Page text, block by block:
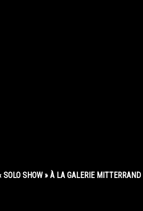
SHOW » À LA GALERIE MITTERRAND